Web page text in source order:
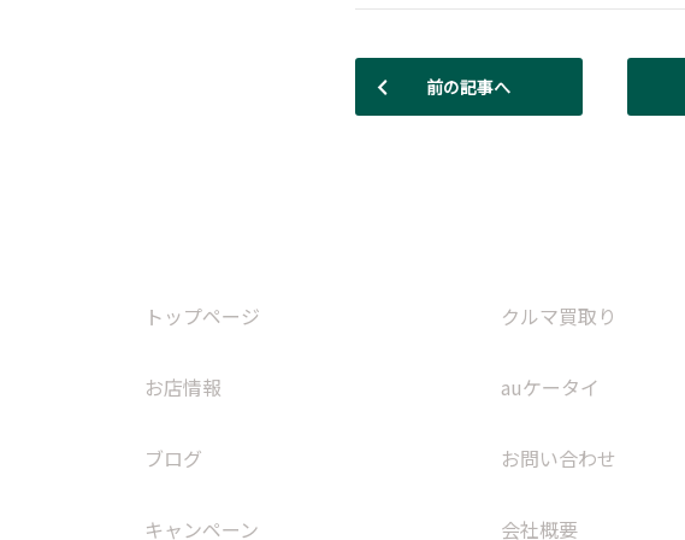
前の記事へ
トップページ
お店情報
ブログ
キャンペーン
クルマ買取り
auケータイ
お問い合わせ
会社概要